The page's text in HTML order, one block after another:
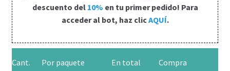
Formas de pago
Impressum
Mi cuenta
descuento del 10% en tu primer pedido! Para
acceder al bot, haz clicAQUÍ.
Cant. Por paquete En total Compra